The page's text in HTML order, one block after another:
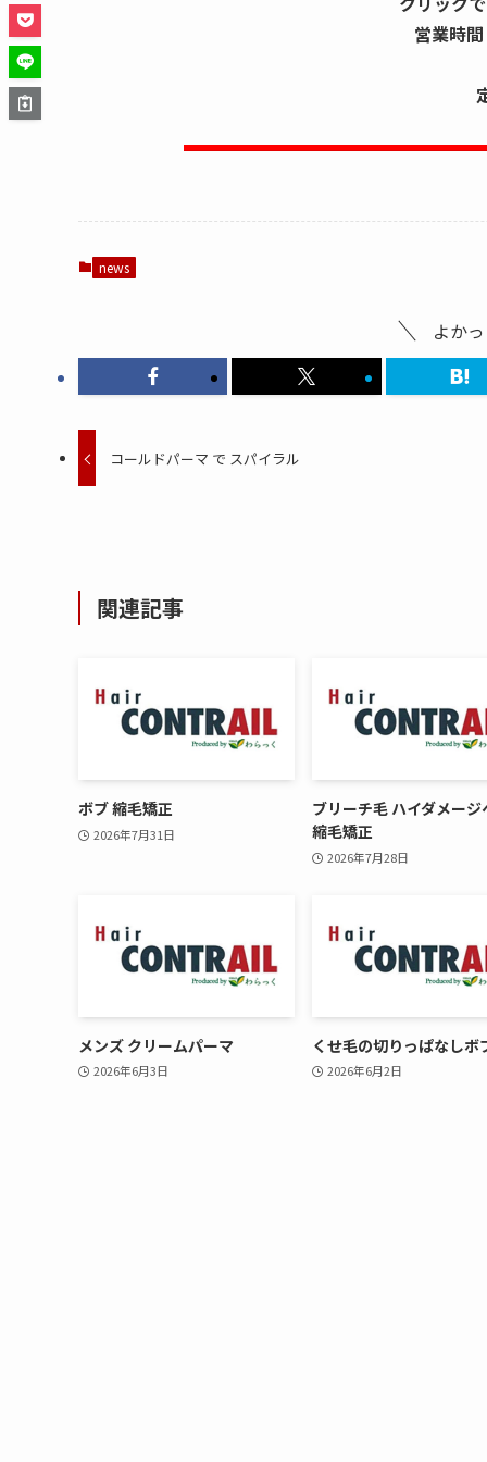
営業時
news
よか
コールドパーマ で スパイラル
関連記事
ボブ 縮毛矯正
2026年7月31日
ブリーチ毛 ハイダメージ
縮毛矯正
2026年7月28日
メンズ クリームパーマ
2026年6月3日
くせ毛の切りっぱなしボ
2026年6月2日